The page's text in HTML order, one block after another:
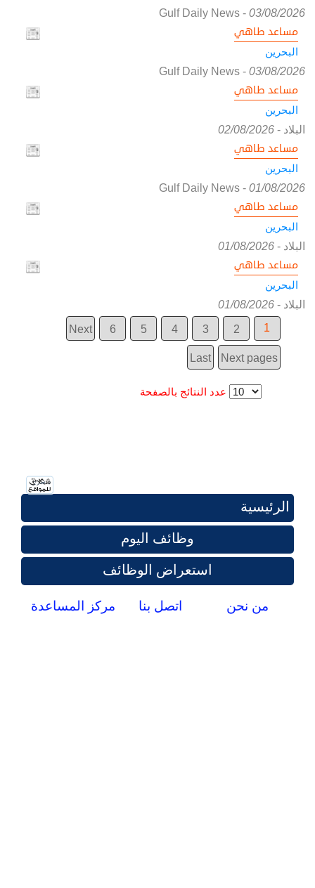
Gulf Daily News- 03/08/2026
مساعد طاهي
البحرين
Gulf Daily News- 03/08/2026
مساعد طاهي
البحرين
البلاد -
02/08/2026
مساعد طاهي
البحرين
Gulf Daily News- 01/08/2026
مساعد طاهي
البحرين
البلاد -
01/08/2026
مساعد طاهي
البحرين
البلاد -
01/08/2026
1
2
3
4
5
6
Next
Next pages
Last
عدد النتائج بالصفحة
الرئيسية
وظائف اليوم
استعراض الوظائف
من نحن اتصل بنا مركز المساعدة